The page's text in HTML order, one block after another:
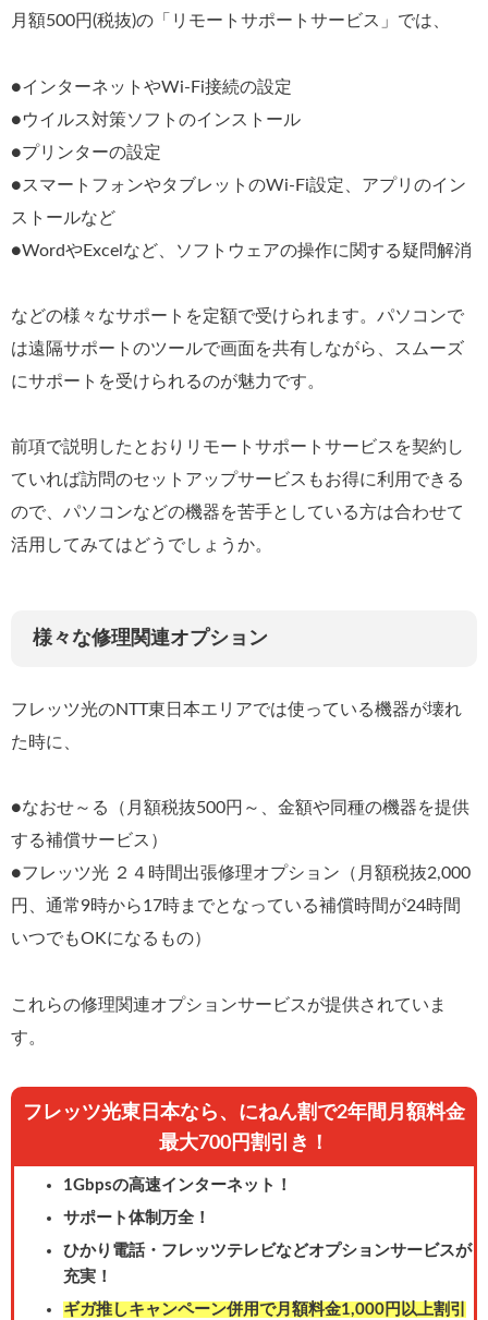
月額500円(税抜)の「リモートサポートサービス」では、
●インターネットやWi-Fi接続の設定
●ウイルス対策ソフトのインストール
●プリンターの設定
●スマートフォンやタブレットのWi-Fi設定、アプリのイン
ストールなど
●WordやExcelなど、ソフトウェアの操作に関する疑問解消
などの様々なサポートを定額で受けられます。パソコンで
は遠隔サポートのツールで画面を共有しながら、スムーズ
にサポートを受けられるのが魅力です。
前項で説明したとおりリモートサポートサービスを契約し
ていれば訪問のセットアップサービスもお得に利用できる
ので、パソコンなどの機器を苦手としている方は合わせて
活用してみてはどうでしょうか。
様々な修理関連オプション
フレッツ光のNTT東日本エリアでは使っている機器が壊れ
た時に、
●なおせ～る（月額税抜500円～、金額や同種の機器を提供
する補償サービス）
●フレッツ光 ２４時間出張修理オプション（月額税抜2,000
円、通常9時から17時までとなっている補償時間が24時間
いつでもOKになるもの）
これらの修理関連オプションサービスが提供されていま
す。
フレッツ光東日本なら、にねん割で2年間月額料金
最大700円割引き！
1Gbpsの高速インターネット！
サポート体制万全！
ひかり電話・フレッツテレビなどオプションサービスが
充実！
ギガ推しキャンペーン併用で月額料金1,000円以上割引